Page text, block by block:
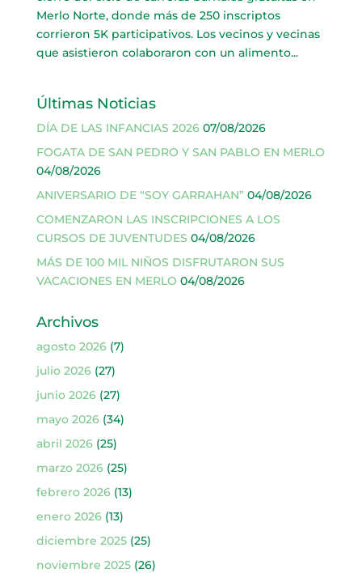
Merlo Norte, donde más de 250 inscriptos
corrieron 5K participativos. Los vecinos y vecinas
que asistieron colaboraron con un alimento...
Últimas Noticias
DÍA DE LAS INFANCIAS 2026 07/08/2026
FOGATA DE SAN PEDRO Y SAN PABLO EN MERLO
04/08/2026
ANIVERSARIO DE “SOY GARRAHAN” 04/08/2026
COMENZARON LAS INSCRIPCIONES A LOS
CURSOS DE JUVENTUDES 04/08/2026
MÁS DE 100 MIL NIÑOS DISFRUTARON SUS
VACACIONES EN MERLO 04/08/2026
Archivos
agosto 2026(7)
julio 2026(27)
junio 2026(27)
mayo 2026(34)
abril 2026(25)
marzo 2026(25)
febrero 2026(13)
enero 2026(13)
diciembre 2025(25)
noviembre 2025(26)